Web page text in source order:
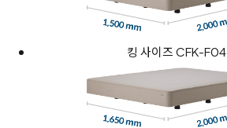
킹 사이즈 CFK-F04